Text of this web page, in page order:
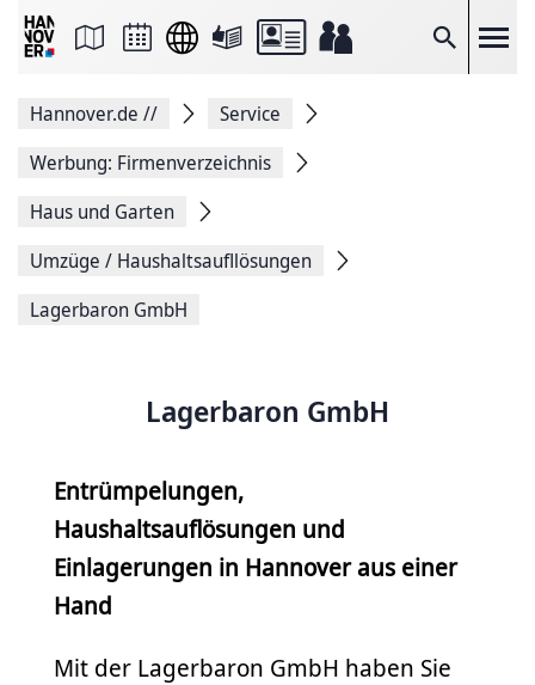
Suche
Seite
Facebook
teilen
Seitenlink
Seite
Hannover.de //
Service
Werbung: Firmenverzeichnis
Haus und Garten
Umzüge / Haushaltsaufllösungen
Lagerbaron GmbH
Lagerbaron GmbH
Entrümpelungen,
Haushaltsauflösungen und
Einlagerungen in Hannover aus einer
Hand
Mit der Lagerbaron GmbH haben Sie